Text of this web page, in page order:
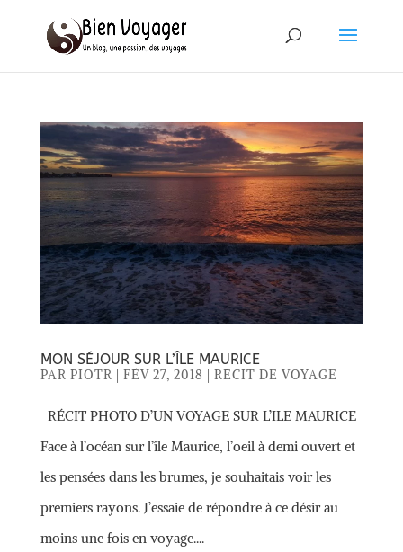
MON SÉJOUR SUR L’ÎLE MAURICE
PAR PIOTR FÉV 27, 2018 RÉCIT DE VOYAGE
RÉCIT PHOTO D’UN VOYAGE SUR L’ILE MAURICE
Face à l’océan sur l’île Maurice, l’oeil à demi ouvert et
les pensées dans les brumes, je souhaitais voir les
premiers rayons. J’essaie de répondre à ce désir au
moins une fois en voyage....